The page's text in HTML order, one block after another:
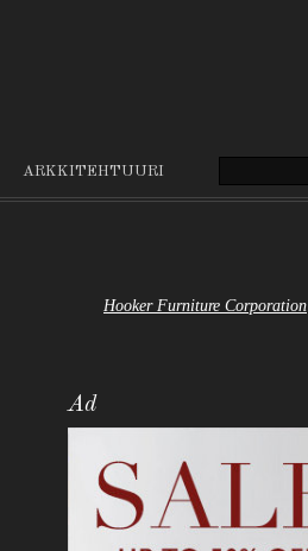
ARKKITEHTUURI
Hooker Furniture Corporation
Ad